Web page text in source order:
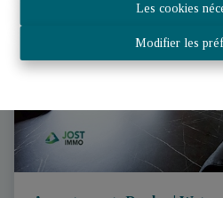
Les cookies
Modifier les